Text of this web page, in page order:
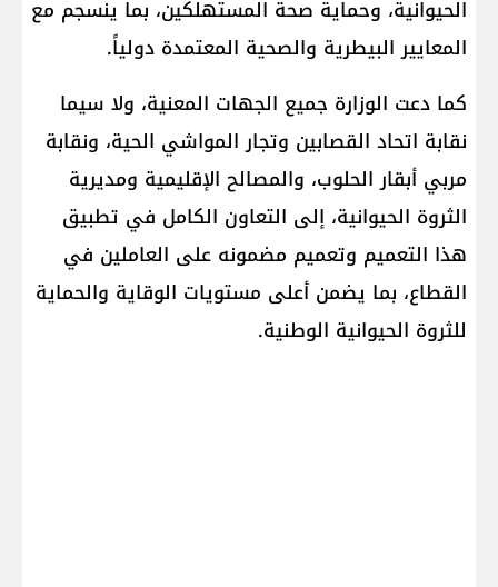
الحيوانية، وحماية صحة المستهلكين، بما ينسجم مع
المعايير البيطرية والصحية المعتمدة دولياً.
كما دعت الوزارة جميع الجهات المعنية، ولا سيما ​
نقابة اتحاد القصابين​ وتجار المواشي الحية، و​نقابة
مربي أبقار الحلوب​، والمصالح الإقليمية ومديرية
الثروة الحيوانية، إلى التعاون الكامل في تطبيق
هذا التعميم وتعميم مضمونه على العاملين في
القطاع، بما يضمن أعلى مستويات الوقاية والحماية
للثروة الحيوانية الوطنية.